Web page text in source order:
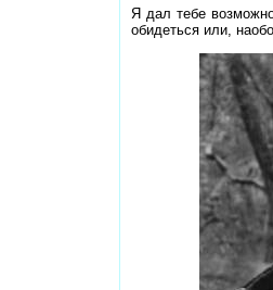
Я дал тебе
обидеться или,